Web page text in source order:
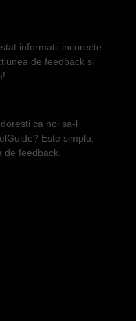
informatii incorecte
de feedback si
ca noi sa-l
Este simplu:
de feedback.